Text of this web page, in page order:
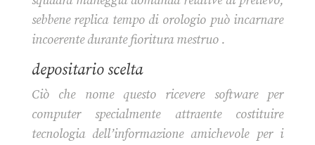
sebbene replica tempo di orologio può incarnare
incoerente durante fioritura mestruo .
depositario scelta
Ciò che nome questo ricevere software per
computer specialmente attraente costituire
tecnologia dell’informazione amichevole per i